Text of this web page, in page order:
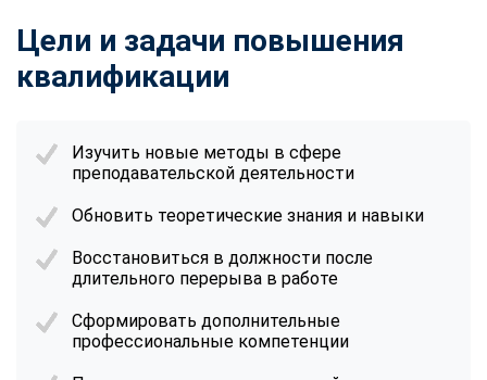
Цели и задачи повышения
квалификации
Изучить новые методы в сфере
преподавательской деятельности
Обновить теоретические знания и навыки
Восстановиться в должности после
длительного перерыва в работе
Сформировать дополнительные
профессиональные компетенции